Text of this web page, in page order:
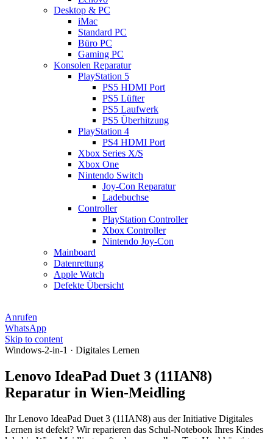
Desktop & PC
iMac
Standard PC
Büro PC
Gaming PC
Konsolen Reparatur
PlayStation 5
PS5 HDMI Port
PS5 Lüfter
PS5 Laufwerk
PS5 Überhitzung
PlayStation 4
PS4 HDMI Port
Xbox Series X/S
Xbox One
Nintendo Switch
Joy-Con Reparatur
Ladebuchse
Controller
PlayStation Controller
Xbox Controller
Nintendo Joy-Con
Mainboard
Datenrettung
Apple Watch
Defekte Übersicht
Anrufen
WhatsApp
Skip to content
Windows-2-in-1 · Digitales Lernen
Lenovo IdeaPad Duet 3 (11IAN8)
Reparatur in Wien-Meidling
Ihr Lenovo IdeaPad Duet 3 (11IAN8) aus der Initiative Digitales
Lernen ist defekt? Wir reparieren das Schul-Notebook Ihres Kindes